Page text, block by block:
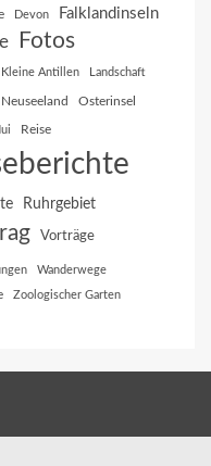
Devon Falklandinseln
Fotos
Kleine Antillen Landschaft
Neuseeland Osterinsel
Reise
Ruhrgebiet
Vorträge
Wanderwege
Zoologischer Garten